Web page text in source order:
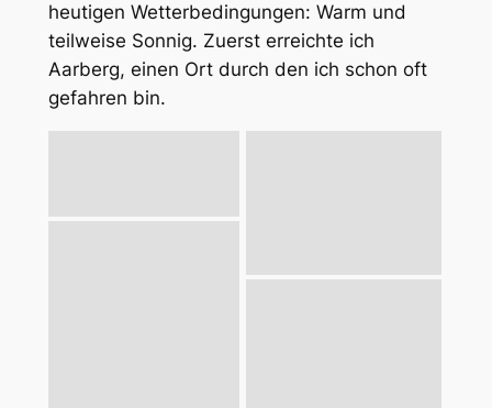
heutigen Wetterbedingungen: Warm und
teilweise Sonnig. Zuerst erreichte ich
Aarberg, einen Ort durch den ich schon oft
gefahren bin.